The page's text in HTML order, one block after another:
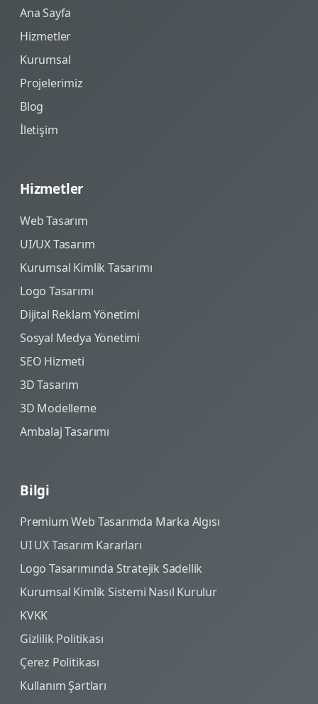
Ana Sayfa
Hizmetler
Kurumsal
Projelerimiz
Blog
İletişim
Hizmetler
Web Tasarım
UI/UX Tasarım
Kurumsal Kimlik Tasarımı
Logo Tasarımı
Dijital Reklam Yönetimi
Sosyal Medya Yönetimi
SEO Hizmeti
3D Tasarım
3D Modelleme
Ambalaj Tasarımı
Bilgi
Premium Web Tasarımda Marka Algısı
UI UX Tasarım Kararları
Logo Tasarımında Stratejik Sadellik
Kurumsal Kimlik Sistemi Nasıl Kurulur
KVKK
Gizlilik Politikası
Çerez Politikası
Kullanım Şartları